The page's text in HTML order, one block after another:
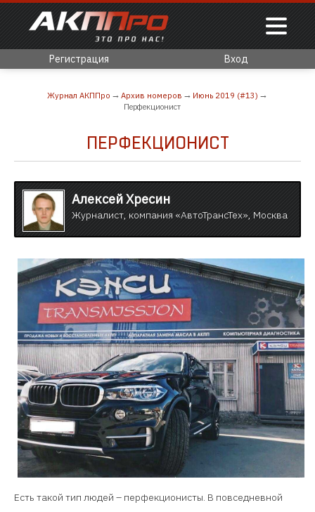
Регистрация Вход
Журнал АКППро Архив номеров
Июнь 2019 (#13)
Перфекционист
ПЕРФЕКЦИОНИСТ
Алексей Хресин
Журналист, компания «АвтоТрансТех», Москва
Есть такой тип людей – перфекционисты. В повседневной